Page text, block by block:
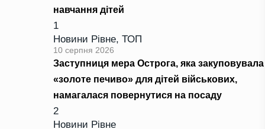
навчання дітей
1
Новини Рівне, ТОП
10 серпня 2026
Заступниця мера Острога, яка закуповувала
«золоте печиво» для дітей військових,
намагалася повернутися на посаду
2
Новини Рівне